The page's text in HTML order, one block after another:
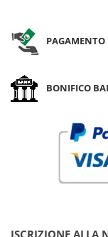
PAGAMENTO
BONIFICO
ISCRIZIONE ALLA